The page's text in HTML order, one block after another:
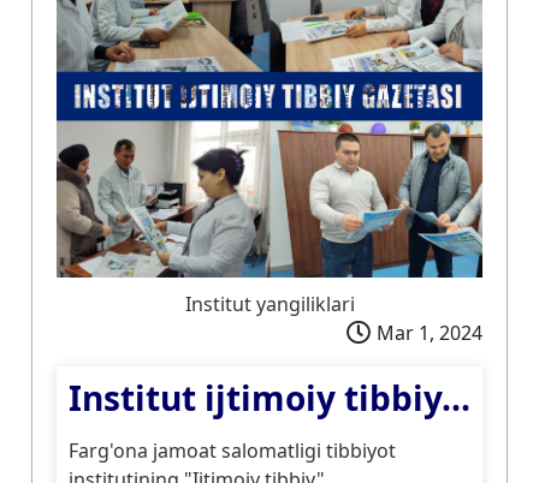
Institut yangiliklari
Mar 1, 2024
Institut ijtimoiy tibbiy...
Farg'ona jamoat salomatligi tibbiyot